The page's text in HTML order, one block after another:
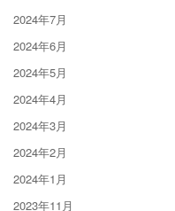
2024年7月
2024年6月
2024年5月
2024年4月
2024年3月
2024年2月
2024年1月
2023年11月